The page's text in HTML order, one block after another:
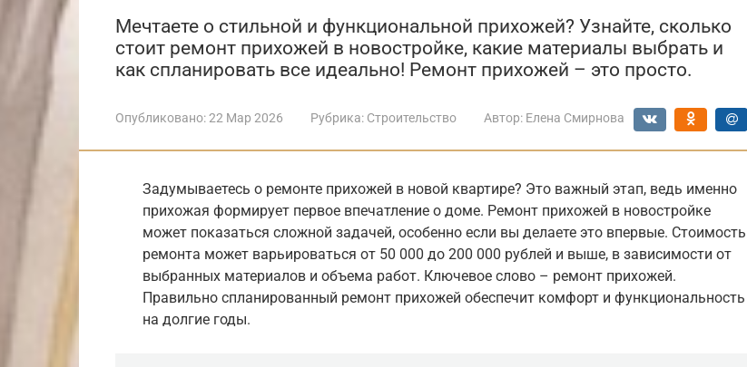
Мечтаете о стильной и функциональной прихожей? Узнайте, сколько
стоит ремонт прихожей в новостройке, какие материалы выбрать и
как спланировать все идеально! Ремонт прихожей – это просто.
Опубликовано:22 Мар 2026 Рубрика: Строительство Автор: Елена Смирнова
Задумываетесь о ремонте прихожей в новой квартире? Это важный этап, ведь именно
прихожая формирует первое впечатление о доме. Ремонт прихожей в новостройке
может показаться сложной задачей, особенно если вы делаете это впервые. Стоимость
ремонта может варьироваться от 50 000 до 200 000 рублей и выше, в зависимости от
выбранных материалов и объема работ. Ключевое слово – ремонт прихожей.
Правильно спланированный ремонт прихожей обеспечит комфорт и функциональность
на долгие годы.